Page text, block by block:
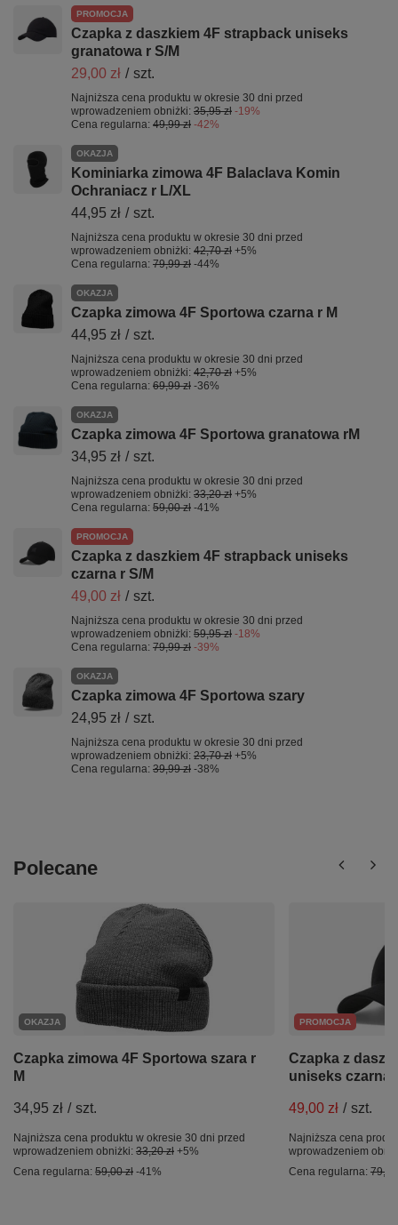
PROMOCJA
Czapka z daszkiem 4F strapback uniseks
granatowa r S/M
29,00 zł / szt.
Najniższa cena produktu w okresie 30 dni przed
wprowadzeniem obniżki: 35,95 zł -19%
Cena regularna: 49,99 zł -42%
OKAZJA
Kominiarka zimowa 4F Balaclava Komin
Ochraniacz r L/XL
44,95 zł / szt.
Najniższa cena produktu w okresie 30 dni przed
wprowadzeniem obniżki: 42,70 zł +5%
Cena regularna: 79,99 zł -44%
OKAZJA
Czapka zimowa 4F Sportowa czarna r M
44,95 zł / szt.
Najniższa cena produktu w okresie 30 dni przed
wprowadzeniem obniżki: 42,70 zł +5%
Cena regularna: 69,99 zł -36%
OKAZJA
Czapka zimowa 4F Sportowa granatowa rM
34,95 zł / szt.
Najniższa cena produktu w okresie 30 dni przed
wprowadzeniem obniżki: 33,20 zł +5%
Cena regularna: 59,00 zł -41%
PROMOCJA
Czapka z daszkiem 4F strapback uniseks
czarna r S/M
49,00 zł / szt.
Najniższa cena produktu w okresie 30 dni przed
wprowadzeniem obniżki: 59,95 zł -18%
Cena regularna: 79,99 zł -39%
OKAZJA
Czapka zimowa 4F Sportowa szary
24,95 zł / szt.
Najniższa cena produktu w okresie 30 dni przed
wprowadzeniem obniżki: 23,70 zł +5%
Cena regularna: 39,99 zł -38%
Polecane
OKAZJA
Czapka zimowa 4F Sportowa szara r
M
34,95 zł / szt.
Najniższa cena produktu w okresie 30 dni przed
wprowadzeniem obniżki: 33,20 zł +5%
Cena regularna: 59,00 zł -41%
PROMOCJA
Czapka z
uniseks czarna
49,00 zł / szt.
Najniższa cena
wprowadzeniem
Cena regularna: 79,99